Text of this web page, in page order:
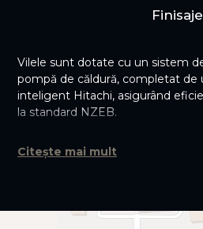
Smart home integrat — control
Finisaje
Vilele sunt dotate cu un sistem
pompă de căldură, completat de
inteligent Hitachi, asigurând
la standard NZEB.
placări cu piatră naturală italiană,
La închiriere, bucătăria este
Citește mai mult